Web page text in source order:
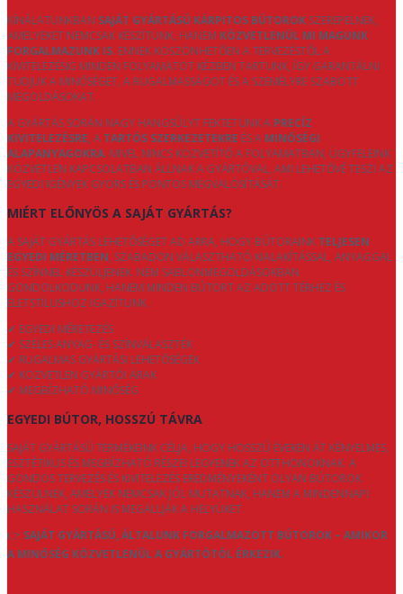
KÍNÁLATUNKBAN SAJÁT GYÁRTÁSÚ KÁRPITOS BÚTOROK SZEREPELNEK,
AMELYEKET NEMCSAK KÉSZÍTÜNK, HANEM KÖZVETLENÜL MI MAGUNK
FORGALMAZUNK IS. ENNEK KÖSZÖNHETŐEN A TERVEZÉSTŐL A
KIVITELEZÉSIG MINDEN FOLYAMATOT KÉZBEN TARTUNK, ÍGY GARANTÁLNI
TUDJUK A MINŐSÉGET, A RUGALMASSÁGOT ÉS A SZEMÉLYRE SZABOTT
MEGOLDÁSOKAT.
A GYÁRTÁS SORÁN NAGY HANGSÚLYT FEKTETÜNK A PRECÍZ
KIVITELEZÉSRE, A TARTÓS SZERKEZETEKRE ÉS A MINŐSÉGI
ALAPANYAGOKRA. MIVEL NINCS KÖZVETÍTŐ A FOLYAMATBAN, ÜGYFELEINK
KÖZVETLEN KAPCSOLATBAN ÁLLNAK A GYÁRTÓVAL, AMI LEHETŐVÉ TESZI AZ
EGYEDI IGÉNYEK GYORS ÉS PONTOS MEGVALÓSÍTÁSÁT.
MIÉRT ELŐNYÖS A SAJÁT GYÁRTÁS?
A SAJÁT GYÁRTÁS LEHETŐSÉGET AD ARRA, HOGY BÚTORAINK TELJESEN
EGYEDI MÉRETBEN, SZABADON VÁLASZTHATÓ KIALAKÍTÁSSAL, ANYAGGAL
ÉS SZÍNNEL KÉSZÜLJENEK. NEM SABLONMEGOLDÁSOKBAN
GONDOLKODUNK, HANEM MINDEN BÚTORT AZ ADOTT TÉRHEZ ÉS
ÉLETSTÍLUSHOZ IGAZÍTUNK.
✔ EGYEDI MÉRETEZÉS
✔ SZÉLES ANYAG- ÉS SZÍNVÁLASZTÉK
✔ RUGALMAS GYÁRTÁSI LEHETŐSÉGEK
✔ KÖZVETLEN GYÁRTÓI ÁRAK
✔ MEGBÍZHATÓ MINŐSÉG
EGYEDI BÚTOR, HOSSZÚ TÁVRA
SAJÁT GYÁRTÁSÚ TERMÉKEINK CÉLJA, HOGY HOSSZÚ ÉVEKEN ÁT KÉNYELMES,
ESZTÉTIKUS ÉS MEGBÍZHATÓ RÉSZEI LEGYENEK AZ OTTHONOKNAK. A
GONDOS TERVEZÉS ÉS KIVITELEZÉS EREDMÉNYEKÉNT OLYAN BÚTOROK
KÉSZÜLNEK, AMELYEK NEMCSAK JÓL MUTATNAK, HANEM A MINDENNAPI
HASZNÁLAT SORÁN IS MEGÁLLJÁK A HELYÜKET.
👉 SAJÁT GYÁRTÁSÚ, ÁLTALUNK FORGALMAZOTT BÚTOROK – AMIKOR
A MINŐSÉG KÖZVETLENÜL A GYÁRTÓTÓL ÉRKEZIK.